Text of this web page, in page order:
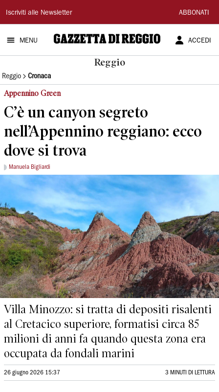
Gazzetta
di
Reggio
Iscriviti alle Newsletter ABBONATI
MENU ACCEDI
Reggio
Reggio Cronaca
Appennino Green
C’è un canyon segreto
nell’Appennino reggiano: ecco
dove si trova
Manuela Bigliardi
Villa Minozzo: si tratta di depositi risalenti
al Cretacico superiore, formatisi circa 85
milioni di anni fa quando questa zona era
occupata da fondali marini
26 giugno 2026 15:37 3 MINUTI DI LETTURA